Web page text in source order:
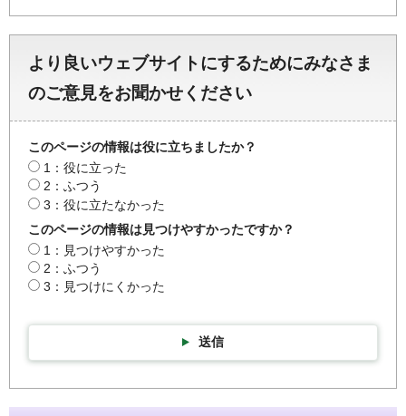
より良いウェブサイトにするためにみなさま
のご意見をお聞かせください
このページの情報は役に立ちましたか？
1：役に立った
2：ふつう
3：役に立たなかった
このページの情報は見つけやすかったですか？
1：見つけやすかった
2：ふつう
3：見つけにくかった
送信